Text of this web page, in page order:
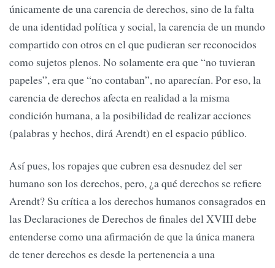
únicamente de una carencia de derechos, sino de la falta
de una identidad política y social, la carencia de un mundo
compartido con otros en el que pudieran ser reconocidos
como sujetos plenos. No solamente era que “no tuvieran
papeles”, era que “no contaban”, no aparecían. Por eso, la
carencia de derechos afecta en realidad a la misma
condición humana, a la posibilidad de realizar acciones
(palabras y hechos, dirá Arendt) en el espacio público.
Así pues, los ropajes que cubren esa desnudez del ser
humano son los derechos, pero, ¿a qué derechos se refiere
Arendt? Su crítica a los derechos humanos consagrados en
las Declaraciones de Derechos de finales del XVIII debe
entenderse como una afirmación de que la única manera
de tener derechos es desde la pertenencia a una